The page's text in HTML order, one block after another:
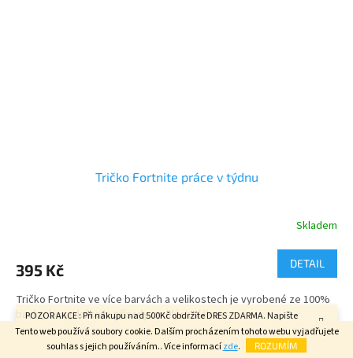
Tento web používá soubory cookie. Dalším procházením tohoto webu vyjadřujete
souhlas s jejich používáním.. Více informacízde. ROZUMÍM
POZOR AKCE : Při nákupu nad 500Kč obdržíte DRES ZDARMA. Napište
velikost do poznámky v závěrečném kroku objednávky. FAJN DEN.
Tričko Fortnite práce v týdnu
je
z
5
hvězdiček.
Skladem
395 Kč DETAIL
Tričko Fortnite ve více barvách a velikostech je vyrobené ze 100%
bavlny bez jakékoliv přísady umělých vláken.
Ano bavlna je trochu dražší , ale cena vyváží pohodlné nošení, dobrý